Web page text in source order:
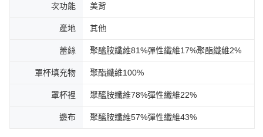
次功能 美背
產地 其他
蕾絲 聚醯胺纖維81%彈性纖維17%聚酯纖維2%
罩杯填充物 聚酯纖維100%
罩杯裡 聚醯胺纖維78%彈性纖維22%
邊布 聚醯胺纖維57%彈性纖維43%